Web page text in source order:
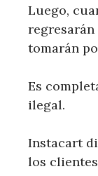
Luego,
tomarán
Es
ilegal.
Instacart
los